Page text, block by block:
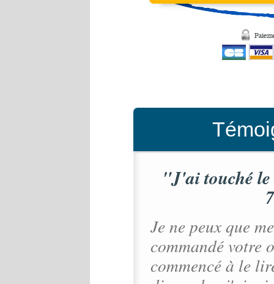
"J'ai touché
Je ne peux que
commandé votre
commencé à le